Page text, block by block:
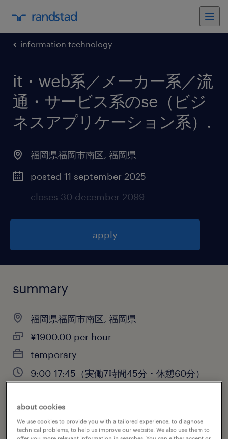
information technology
it・web系／メーカー系／流
通・サービス系のse（ビジ
ネスアプリケーション系） .
福岡県福岡市南区, 福岡県
posted 11 september 2025
closes 30 december 2099
apply
summary
福岡県福岡市南区, 福岡県
¥1900.00 per hour
temporary
9:00-17:45（実働7時間45分・休憩60分）
job category
information technology
about cookies
We use cookies to provide you with a tailored experience, to diagnose
technical problems, to help us improve our website. We also use them to